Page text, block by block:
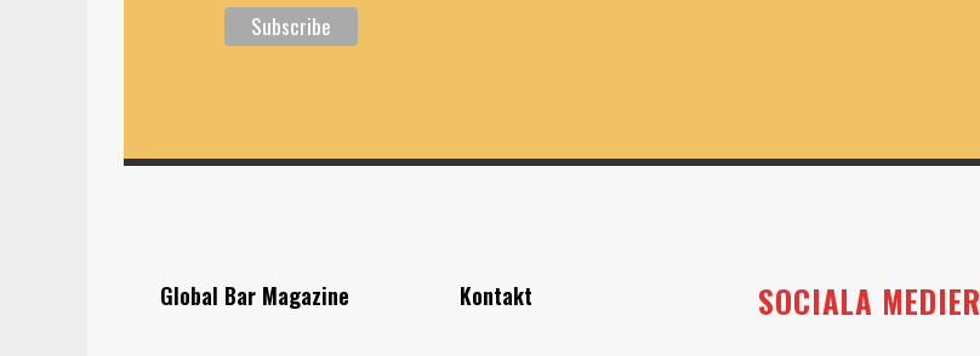
Global Bar Magazine Kontakt SOCIALA MEDIER